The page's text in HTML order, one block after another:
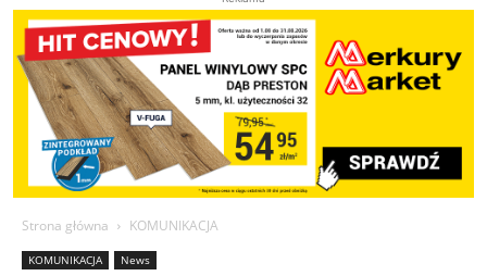
Strona główna KOMUNIKACJA
KOMUNIKACJA News